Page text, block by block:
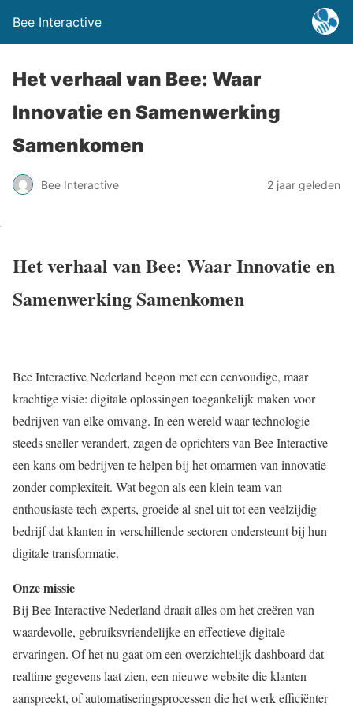
Bee Interactive
Het verhaal van Bee: Waar
Innovatie en Samenwerking
Samenkomen
Bee Interactive 2 jaar geleden
Het verhaal van Bee: Waar Innovatie en
Samenwerking Samenkomen
Bee Interactive Nederland begon met een eenvoudige, maar
krachtige visie: digitale oplossingen toegankelijk maken voor
bedrijven van elke omvang. In een wereld waar technologie
steeds sneller verandert, zagen de oprichters van Bee Interactive
een kans om bedrijven te helpen bij het omarmen van innovatie
zonder complexiteit. Wat begon als een klein team van
enthousiaste tech-experts, groeide al snel uit tot een veelzijdig
bedrijf dat klanten in verschillende sectoren ondersteunt bij hun
digitale transformatie.
Onze missie
Bij Bee Interactive Nederland draait alles om het creëren van
waardevolle, gebruiksvriendelijke en effectieve digitale
ervaringen. Of het nu gaat om een overzichtelijk dashboard dat
realtime gegevens laat zien, een nieuwe website die klanten
aanspreekt, of automatiseringsprocessen die het werk efficiënter